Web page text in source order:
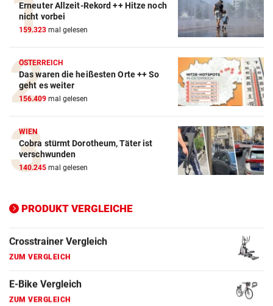
Erneuter Allzeit-Rekord ++ Hitze noch
nicht vorbei
159.323 mal gelesen
ÖSTERREICH
Das waren die heißesten Orte ++ So
geht es weiter
156.409 mal gelesen
WIEN
Cobra stürmt Dorotheum, Täter ist
verschwunden
140.245 mal gelesen
PRODUKT VERGLEICHE
Action-Cam Vergleich
Crosstrainer Vergleich
ZUM VERGLEICH
E-Bike Vergleich
Elektro-Scooter Vergleich
ZUM VERGLEICH
ZUM VERGLEICH
Fahrrad Test
Fahrradanhänger Vergleich